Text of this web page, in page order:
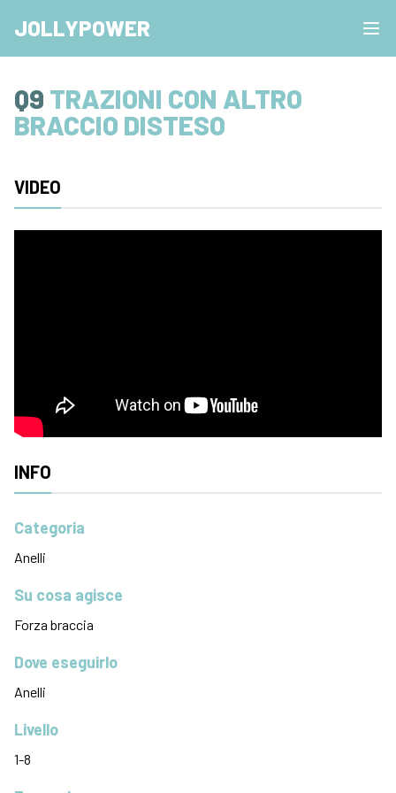
JOLLYPOWER
Q9 TRAZIONI CON ALTRO
BRACCIO DISTESO
VIDEO
INFO
Categoria
Anelli
Su cosa agisce
Forza braccia
Dove eseguirlo
Anelli
Livello
1-8